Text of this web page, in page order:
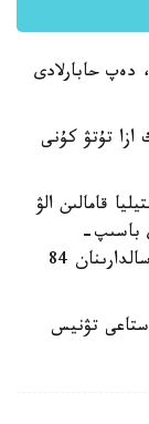
دەپ حابارلادى
تۇتۋ كۇنى
قامالىن الۋ
باسىپ-
جانشىپ، جيىلعان جۇرتقا وق اتقان. شابۋىل سالدارىنان 84
اتىلدى؛ ول نيسسادا تۇراتىن 31 جاستاعى تۋنيس